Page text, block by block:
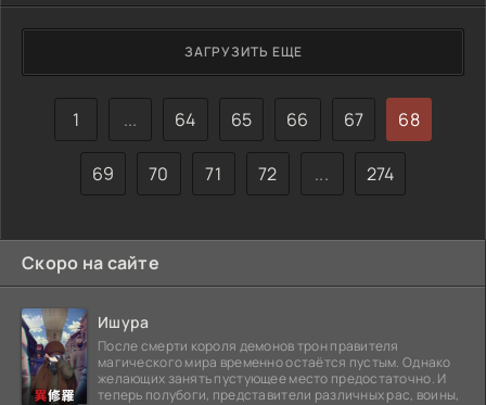
столь же невероятные, сколь и смешные приключения. К
счастью, они заканчиваются благополучно. Однако
выясняется, что уйти с занятой врагом территории
проще, чем от влюбленной девицы…
ЗАГРУЗИТЬ ЕЩЕ
1 ... 64 65 66 67 68
69 70 71 72 ... 274
Скоро на сайте
Ишура
После смерти короля демонов трон правителя
магического мира временно остаётся пустым. Однако
желающих занять пустующее место предостаточно. И
теперь полубоги, представители различных рас, воины,